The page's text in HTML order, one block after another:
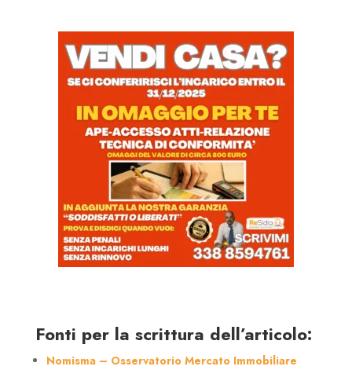
Fonti per la scrittura dell’articolo:
Nomisma – Osservatorio Mercato Immobiliare